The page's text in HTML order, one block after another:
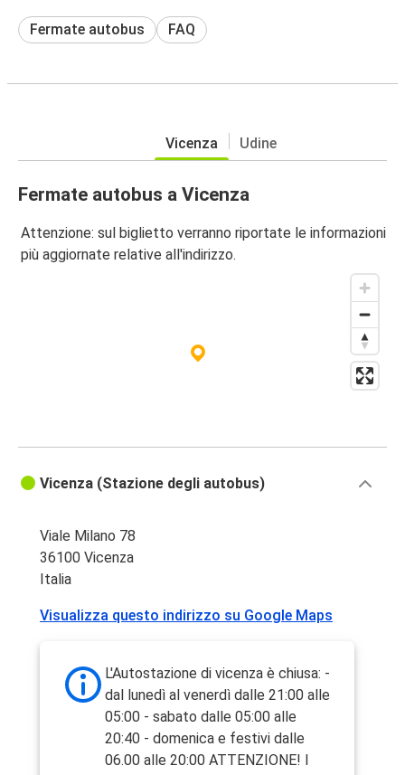
Fermate autobus FAQ
Vicenza Udine
Fermate autobus a Vicenza
Attenzione: sul biglietto verranno riportate le informazioni
più aggiornate relative all'indirizzo.
Vicenza (Stazione degli autobus)
Viale Milano 78
36100 Vicenza
Italia
Visualizza questo indirizzo su Google Maps
L'Autostazione di vicenza è chiusa: -
dal lunedì al venerdì dalle 21:00 alle
05:00 - sabato dalle 05:00 alle
20:40 - domenica e festivi dalle
06.00 alle 20:00 ATTENZIONE! I